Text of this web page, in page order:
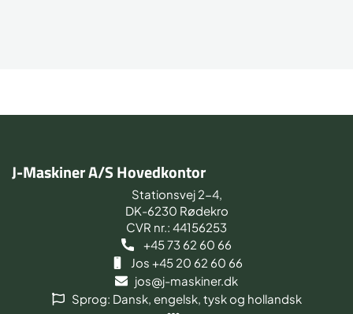
J-Maskiner A/S Hovedkontor
Stationsvej 2-4,
DK-6230 Rødekro
CVR nr.: 44156253
+45 73 62 60 66
Jos +45 20 62 60 66
jos@j-maskiner.dk
Sprog: Dansk, engelsk, tysk og hollandsk